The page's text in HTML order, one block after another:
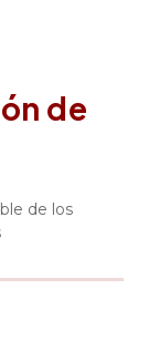
de
de los